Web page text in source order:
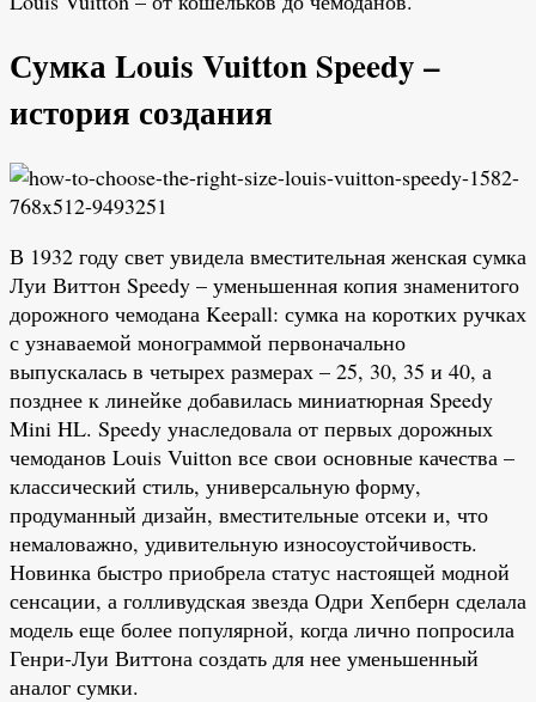
Сумка Louis Vuitton Speedy –
история создания
В 1932 году свет увидела вместительная женская сумка
Луи Виттон Speedy – уменьшенная копия знаменитого
дорожного чемодана Keepall: сумка на коротких ручках
с узнаваемой монограммой первоначально
выпускалась в четырех размерах – 25, 30, 35 и 40, а
позднее к линейке добавилась миниатюрная Speedy
Mini HL. Speedy унаследовала от первых дорожных
чемоданов Louis Vuitton все свои основные качества –
классический стиль, универсальную форму,
продуманный дизайн, вместительные отсеки и, что
немаловажно, удивительную износоустойчивость.
Новинка быстро приобрела статус настоящей модной
сенсации, а голливудская звезда Одри Хепберн сделала
модель еще более популярной, когда лично попросила
Генри-Луи Виттона создать для нее уменьшенный
аналог сумки.